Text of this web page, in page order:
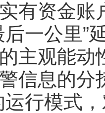
实有资金
后一公里”
主观能动
信息的分
运行模式